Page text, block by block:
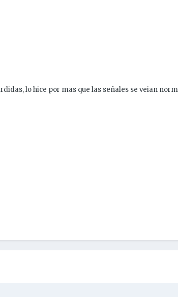
lo hice por mas que las señales se veian